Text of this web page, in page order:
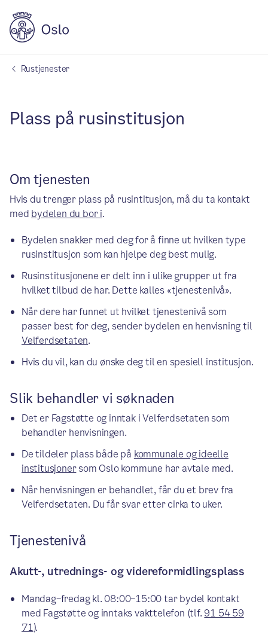
Rustjenester
Plass på rusinstitusjon
Om tjenesten
Hvis du trenger plass på rusintitusjon, må du ta kontakt
med bydelen du bor i.
Bydelen snakker med deg for å finne ut hvilken type
rusinstitusjon som kan hjelpe deg best mulig.
Rusinstitusjonene er delt inn i ulike grupper ut fra
hvilket tilbud de har. Dette kalles «tjenestenivå».
Når dere har funnet ut hvilket tjenestenivå som
passer best for deg, sender bydelen en henvisning til
Velferdsetaten.
Hvis du vil, kan du ønske deg til en spesiell institusjon.
Slik behandler vi søknaden
Det er Fagstøtte og inntak i Velferdsetaten som
behandler henvisningen.
De tildeler plass både på kommunale og ideelle
institusjonersom Oslo kommune har avtale med.
Når henvisningen er behandlet, får du et brev fra
Velferdsetaten. Du får svar etter cirka to uker.
Tjenestenivå
Akutt-, utrednings- og videreformidlingsplass
Mandag–fredag kl. 08:00–15:00 tar bydel kontakt
med Fagstøtte og inntaks vakttelefon (tlf. 91 54 59
71).